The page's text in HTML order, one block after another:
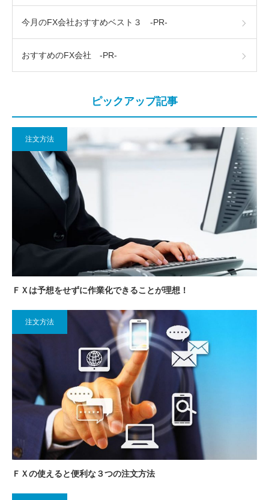
今月のFX会社おすすめベスト３ -PR-
おすすめのFX会社 -PR-
ピックアップ記事
注文方法
ＦＸは予想をせずに作業化できることが理想！
注文方法
ＦＸの使えると便利な３つの注文方法